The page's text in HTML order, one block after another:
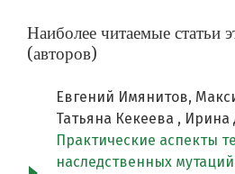
Наиболее читаемые статьи
(авторов)
Евгений Имянитов,
Татьяна Кекеева , Ирина
Практические аспекты
наследственных мутаций